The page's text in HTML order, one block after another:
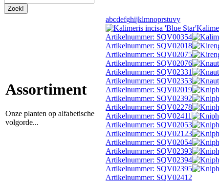
Assortiment
Onze planten op alfabetische
volgorde...
abcdefghijklmnoprstuvy
Artikelnummer: SQV00354
Artikelnummer: SQV02018
Artikelnummer: SQV02075
Artikelnummer: SQV02076
Artikelnummer: SQV02331
Artikelnummer: SQV02353
Artikelnummer: SQV02019
Artikelnummer: SQV02392
Artikelnummer: SQV02278
Artikelnummer: SQV02411
Artikelnummer: SQV02053
Artikelnummer: SQV02123
Artikelnummer: SQV02054
Artikelnummer: SQV02393
Artikelnummer: SQV02394
Artikelnummer: SQV02395
Artikelnummer: SQV02412